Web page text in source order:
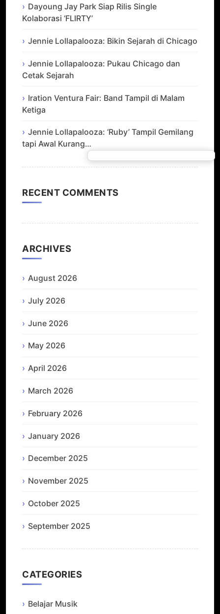
Dayoung Jay Park Siap Rilis Single
Kolaborasi ‘FLIRTY’
Jennie Lollapalooza: Bikin Sejarah di Chicago
Jennie Lollapalooza: Pukau Chicago dan
Cetak Sejarah
Iration Ventura Fair: Band Tampil di Malam
Ketiga
Jennie Lollapalooza: ‘Ruby’ Tampil Gemilang
tapi Awal Kurang…
RECENT COMMENTS
ARCHIVES
August 2026
July 2026
June 2026
May 2026
April 2026
March 2026
February 2026
January 2026
December 2025
November 2025
October 2025
September 2025
CATEGORIES
Belajar Musik